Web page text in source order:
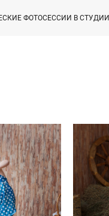
ФОТОСЕССИИ В СТУДИИ